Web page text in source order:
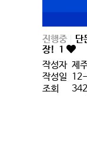
진행중
단
장! 1
작성자 제
작성일
조회